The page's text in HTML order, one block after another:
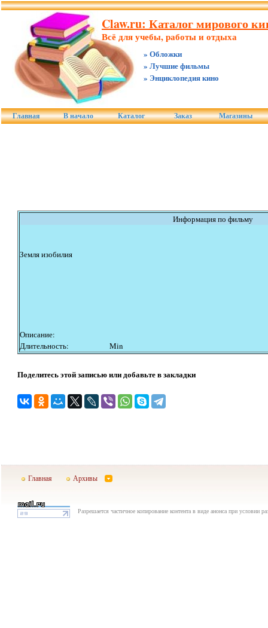
Claw.ru: Каталог мирового
Всё для учебы, работы и отдыха
» Обложки
» Лучшие фильмы
» Энциклопедия кино
Главная В начало Каталог Заказ Магазины
Информация по фильму
Земля изобилия
Описание:
Длительность:
Min
Поделитесь этой записью или добавьте в закладки
Главная Архивы
Разрешается частичное копирование контента в виде анонса при условии